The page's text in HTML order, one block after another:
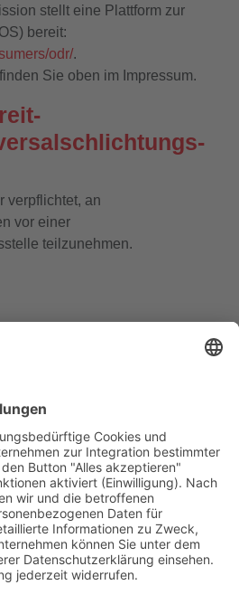
stellt eine Plattform zur
bereit:
odr/.
Sie oben im Impressum.
verpflichtet, an
vor einer
teilzunehmen.
Nickol